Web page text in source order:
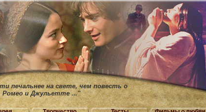
печальнее на свете, чем повесть о
Ромео и Джульетте ..."